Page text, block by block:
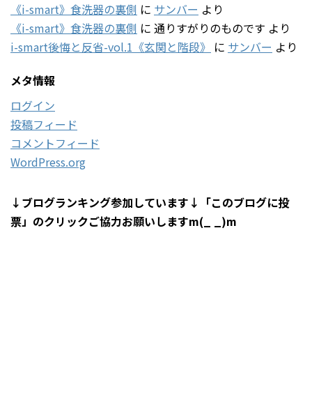
《i-smart》食洗器の裏側 に サンバー より
《i-smart》食洗器の裏側 に 通りすがりのものです より
i-smart後悔と反省-vol.1《玄関と階段》 に サンバー より
メタ情報
ログイン
投稿フィード
コメントフィード
WordPress.org
↓ブログランキング参加しています↓「このブログに投
票」のクリックご協力お願いしますm(_ _)m